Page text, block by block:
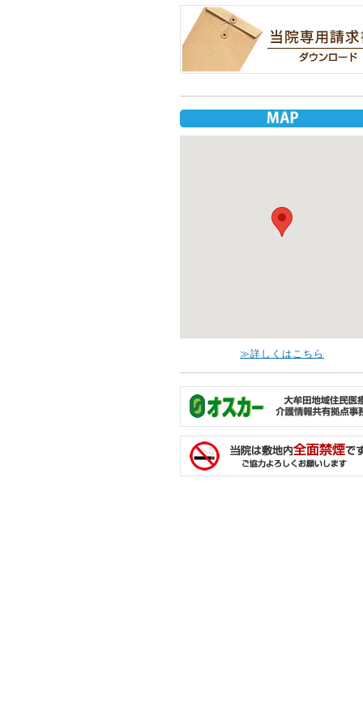
≫詳しくはこちら